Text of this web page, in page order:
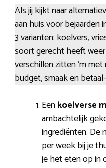
Als jij kijkt naar
aan huis voor bejaarden
3 varianten: koelvers,
soort gerecht heeft
verschillen zitten ‘m
budget, smaak en
Eenkoelverse
ambachtelijk
ingrediënten. De
per week bij je
je het eten op in